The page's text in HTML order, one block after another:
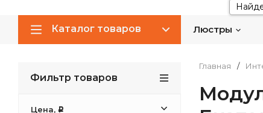
Каталог товаров Люстры
Фильтр товаров
Цена, Р
Главная /